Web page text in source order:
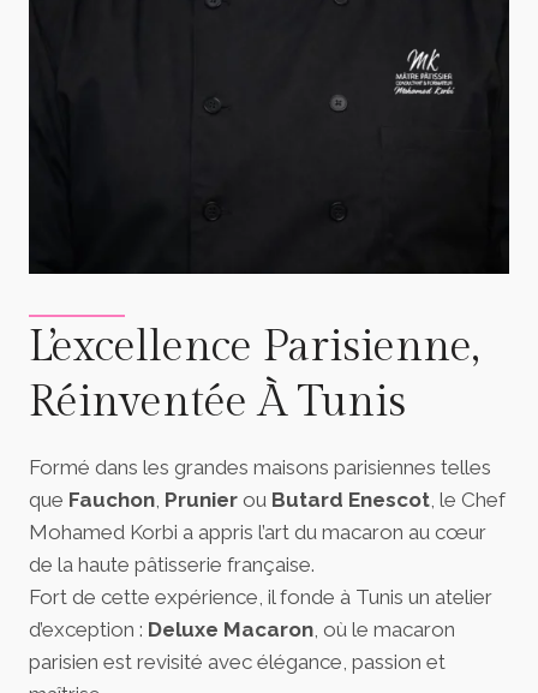
L’excellence Parisienne,
Réinventée À Tunis
Formé dans les grandes maisons parisiennes telles
que Fauchon, Prunier ou Butard Enescot, le Chef
Mohamed Korbi a appris l’art du macaron au cœur
de la haute pâtisserie française.
Fort de cette expérience, il fonde à Tunis un atelier
d’exception : Deluxe Macaron, où le macaron
parisien est revisité avec élégance, passion et